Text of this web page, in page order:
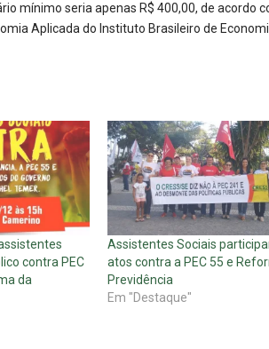
mínimo seria apenas R$ 400,00, de acordo
Aplicada do Instituto Brasileiro de
contra PEC
da
Assistentes Sociais
atos contra a PEC 55 e
Previdência
Em "Destaque"